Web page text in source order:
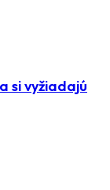
si vyžiadajú